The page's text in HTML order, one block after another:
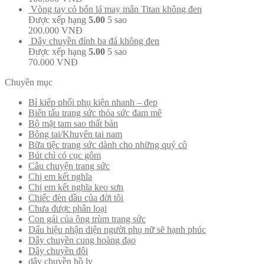
Vòng tay cỏ bốn lá may mắn Titan không đen
Được xếp hạng 5.00 5 sao
200.000 VNĐ
Dây chuyền đính ba đá không đen
Được xếp hạng 5.00 5 sao
70.000 VNĐ
Chuyên mục
Bí kiếp phối phụ kiện nhanh – đẹp
Biến tấu trang sức thỏa sức đam mê
Bộ mặt tam sao thất bản
Bông tai/Khuyên tai nam
Bữa tiệc trang sức dành cho những quý cô
Bút chì có cục gôm
Câu chuyện trang sức
Chị em kết nghĩa
Chị em kết nghĩa keo sơn
Chiếc đèn dầu của đời tôi
Chưa được phân loại
Con gái của ông trùm trang sức
Dấu hiệu nhận diện người phụ nữ sẽ hạnh phúc
Dây chuyền cung hoàng đạo
Dây chuyền đôi
dây chuyền hồ ly